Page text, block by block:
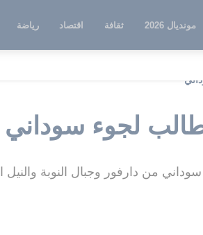
مونديال 2026 ثقافة اقتصاد رياضة